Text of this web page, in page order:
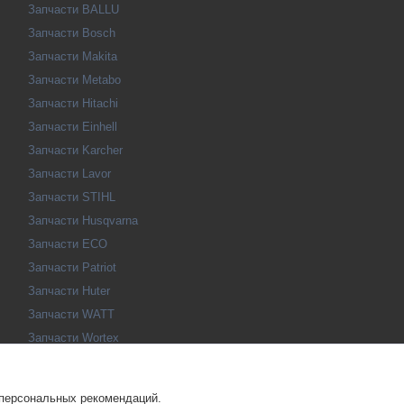
Запчасти BALLU
Запчасти Bosch
Запчасти Makita
Запчасти Metabo
Запчасти Hitachi
Запчасти Einhell
Запчасти Karcher
Запчасти Lavor
Запчасти STIHL
Запчасти Husqvarna
Запчасти ECO
Запчасти Patriot
Запчасти Huter
Запчасти WATT
Запчасти Wortex
рекомендаций.